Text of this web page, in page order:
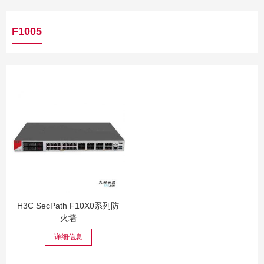
F1005
H3C SecPath F10X0系列防
火墙
详细信息